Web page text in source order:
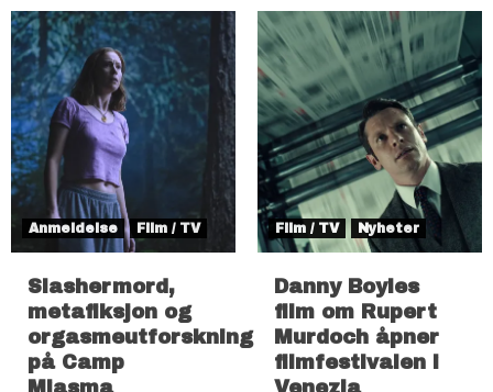
Anmeldelse Film / TV
Slashermord,
metafiksjon og
orgasmeutforskning
på Camp
Miasma
Film / TV Nyheter
Danny Boyles
film om Rupert
Murdoch åpner
filmfestivalen i
Venezia